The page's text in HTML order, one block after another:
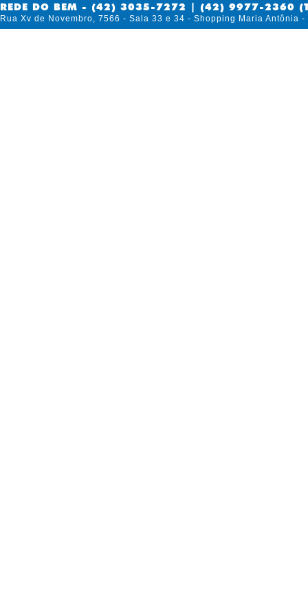
REDE DO BEM - (42) 3035-7272 | (42) 9977-2360
Rua Xv de Novembro, 7566 - Sala 33 e 34 - Shopping Maria Antônia -